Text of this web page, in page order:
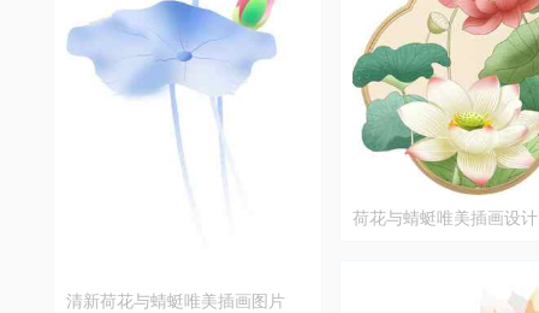
清新荷花与蜻蜓唯美插画图片
荷花与蜻蜓唯美插画设